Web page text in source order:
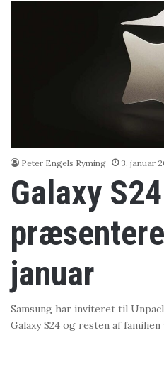
Peter Engels Ryming 3. januar
Galaxy S24
januar
Samsung har inviteret til
Galaxy S24 og resten af familien